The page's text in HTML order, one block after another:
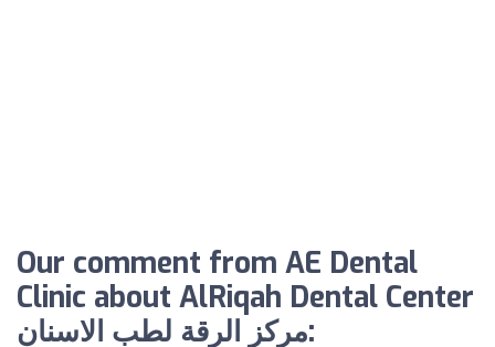
Our comment from AE Dental
Clinic about AlRiqah Dental Center
مركز الرقة لطب الاسنان: